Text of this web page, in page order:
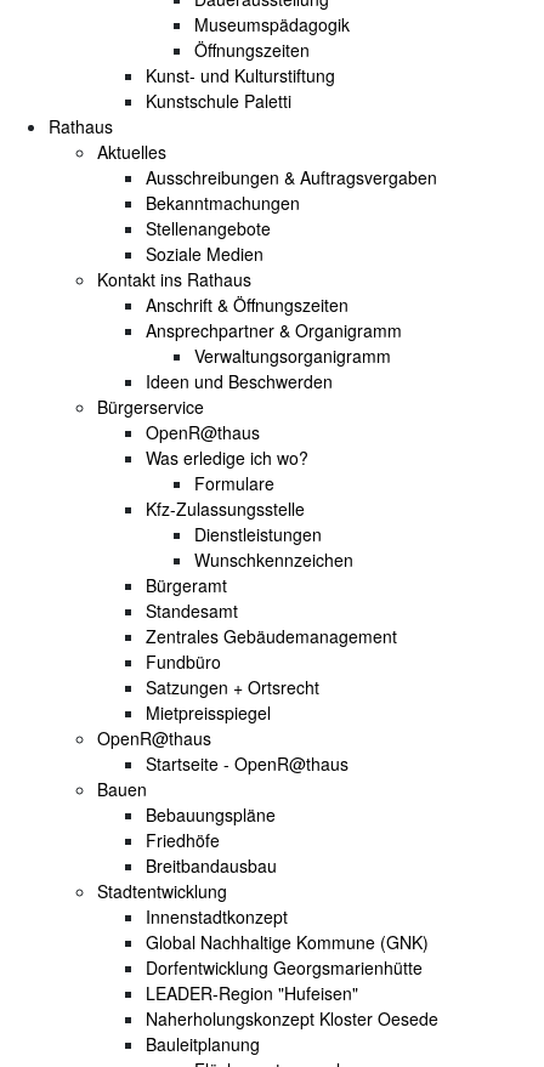
Museumspädagogik
Öffnungszeiten
Kunst- und Kulturstiftung
Kunstschule Paletti
Rathaus
Aktuelles
Ausschreibungen & Auftragsvergaben
Bekanntmachungen
Stellenangebote
Soziale Medien
Kontakt ins Rathaus
Anschrift & Öffnungszeiten
Ansprechpartner & Organigramm
Verwaltungsorganigramm
Ideen und Beschwerden
Bürgerservice
OpenR@thaus
Was erledige ich wo?
Formulare
Kfz-Zulassungsstelle
Dienstleistungen
Wunschkennzeichen
Bürgeramt
Standesamt
Zentrales Gebäudemanagement
Fundbüro
Satzungen + Ortsrecht
Mietpreisspiegel
OpenR@thaus
Startseite - OpenR@thaus
Bauen
Bebauungspläne
Friedhöfe
Breitbandausbau
Stadtentwicklung
Innenstadtkonzept
Global Nachhaltige Kommune (GNK)
Dorfentwicklung Georgsmarienhütte
LEADER-Region "Hufeisen"
Naherholungskonzept Kloster Oesede
Bauleitplanung